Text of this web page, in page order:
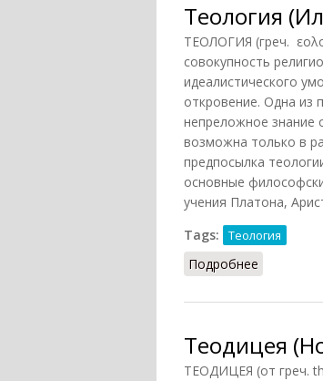
Теология
ТЕОЛОГИЯ (греч.
совокупность
идеалистического
откровение. Одна из
непреложное знание
возможна только в
предпосылка
основные
учения Платона,
Tags:
Теология
Подробнее
Теодицея
ТЕОДИЦЕЯ (от греч.